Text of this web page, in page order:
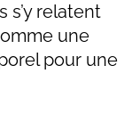
s’y relatent
une
pour une